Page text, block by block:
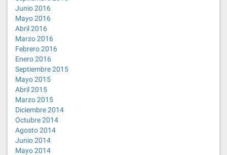
Junio 2016
Mayo 2016
Abril 2016
Marzo 2016
Febrero 2016
Enero 2016
Septiembre 2015
Mayo 2015
Abril 2015
Marzo 2015
Diciembre 2014
Octubre 2014
Agosto 2014
Junio 2014
Mayo 2014